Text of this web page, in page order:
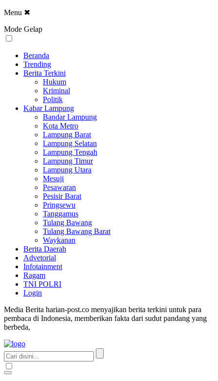
Menu ✖
Mode Gelap
Beranda
Trending
Berita Terkini
Hukum
Kriminal
Politik
Kabar Lampung
Bandar Lampung
Kota Metro
Lampung Barat
Lampung Selatan
Lampung Tengah
Lampung Timur
Lampung Utara
Mesuji
Pesawaran
Pesisir Barat
Pringsewu
Tanggamus
Tulang Bawang
Tulang Bawang Barat
Waykanan
Berita Daerah
Advetorial
Infotainment
Ragam
TNI POLRI
Login
Media Berita harian-post.co menyajikan berita terkini untuk para
pembaca di Indonesia, memberikan fakta dari sudut pandang yang
berbeda,